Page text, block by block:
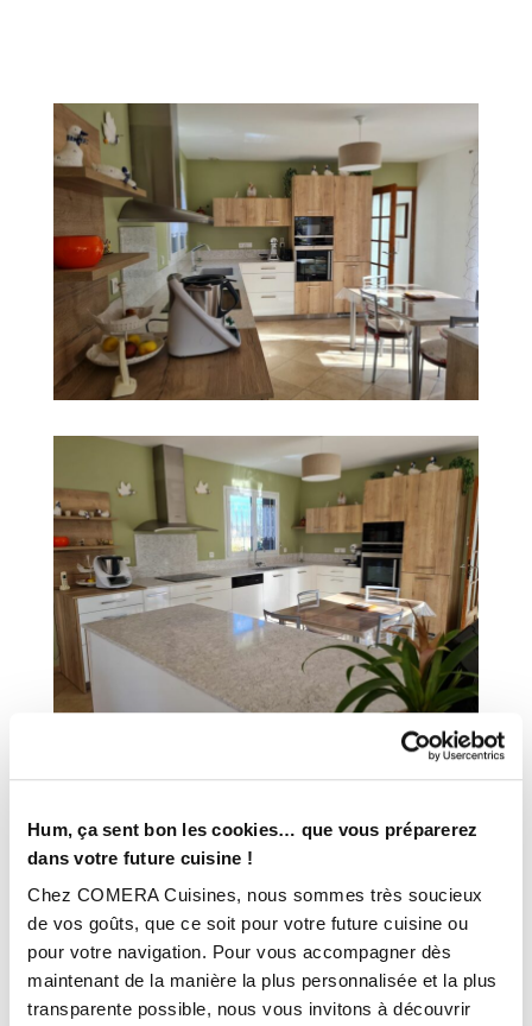
Hum, ça sent bon les cookies… que vous préparerez
dans votre future cuisine !
Chez COMERA Cuisines, nous sommes très soucieux
de vos goûts, que ce soit pour votre future cuisine ou
pour votre navigation. Pour vous accompagner dès
maintenant de la manière la plus personnalisée et la plus
transparente possible, nous vous invitons à découvrir
INFORMATIONS
TECHNIQUES :
Ville :
Maizières La Grande Paroisse (10)
Magasin :
COMERA Cuisines à Romilly-sur-Seine – Maizières la
Grande Paroisse (10)
COMERA - En savoir plus